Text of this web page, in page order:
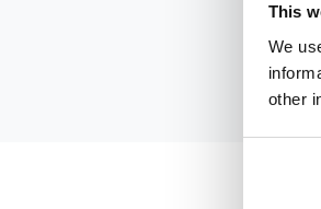
This
We
other